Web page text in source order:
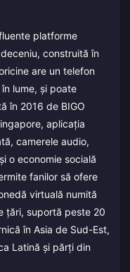
platforme
construită în
are un telefon
lume, și poate
în 2016 de BIGO
aplicația
camerele audio,
o economie socială
fanilor să ofere
virtuală numită
țări, suportă peste 20
în Asia de Sud-Est,
Latină și părți din